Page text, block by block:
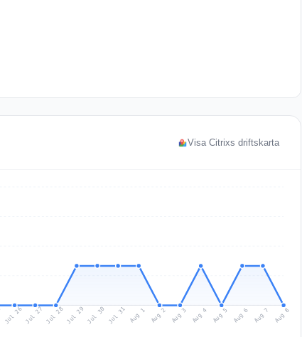
Visa Citrixs driftskarta
Jul 26Jul 27 Jul 28Jul 29 Jul 30 Jul 31 Aug 1 Aug 2 Aug 3 Aug 4 Aug 5 Aug 6 Aug 7 Aug 8